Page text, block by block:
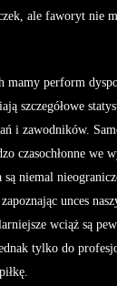
ale faworyt nie
mamy perform
szczegółowe
i zawodników.
czasochłonne we
niemal
unces
wciąż są
tylko do